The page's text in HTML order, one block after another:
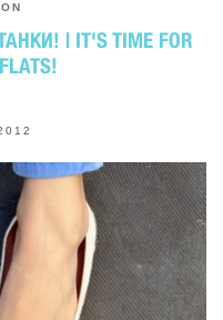
| IT'S TIME FOR